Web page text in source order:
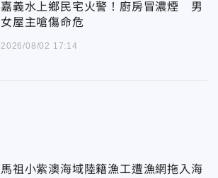
嘉義水上鄉民宅火警！廚房冒濃煙 男
女屋主嗆傷命危
2026/08/02 17:14
馬祖小紫澳海域陸籍漁工遭漁網拖入海